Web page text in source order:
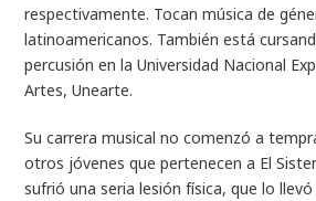
respectivamente. Tocan música de
latinoamericanos. También está
percusión en la Universidad Nacional
Artes, Unearte.
Su carrera musical no comenzó a
otros jóvenes que pertenecen a El
sufrió una seria lesión física, que lo